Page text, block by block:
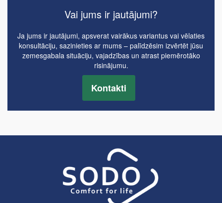
Vai jums ir jautājumi?
Ja jums ir jautājumi, apsverat vairākus variantus vai vēlaties
konsultāciju, sazinieties ar mums – palīdzēsim izvērtēt jūsu
zemesgabala situāciju, vajadzības un atrast piemērotāko
risinājumu.
Kontakti